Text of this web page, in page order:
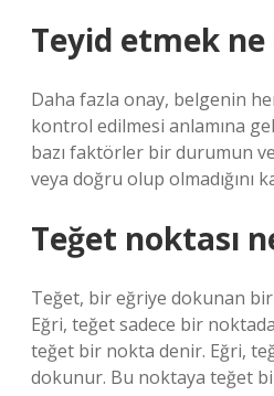
Teyid etmek ne
Daha fazla onay, belgenin
kontrol edilmesi anlamına
bazı faktörler bir durumun
veya doğru olup olmadığını
Teğet noktası
Teğet, bir eğriye dokunan
Eğri, teğet sadece bir
teğet bir nokta denir. Eğri,
dokunur. Bu noktaya teğet